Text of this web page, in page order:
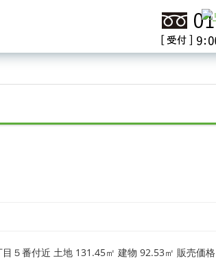
５番付近 土地 131.45㎡ 建物 92.53㎡ 販売価